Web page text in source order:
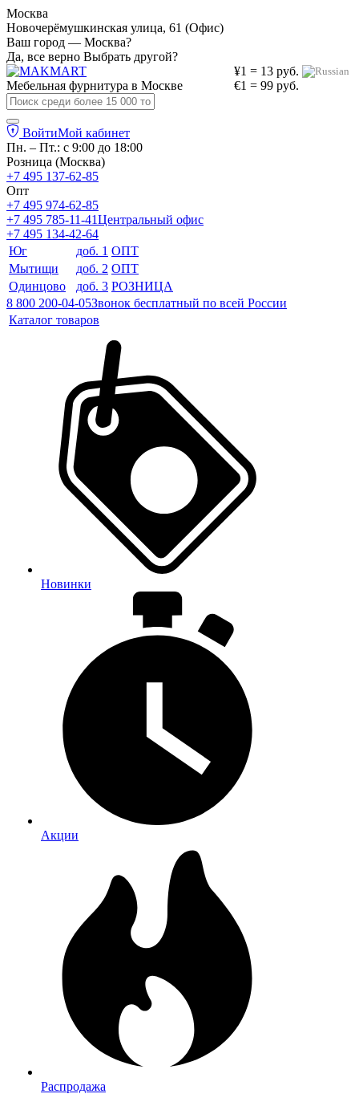
Москва
Новочерёмушкинская улица, 61 (Офис)
Ваш город — Москва?
Да, все верно Выбрать другой?
¥1 = 13 руб.
€1 = 99 руб.
Мебельная фурнитура в Москве
ВойтиМой кабинет
Пн. – Пт.: с 9:00 до 18:00
Розница (Москва)
+7 495 137-62-85
Опт
+7 495 974-62-85
+7 495 785-11-41Центральный офис
+7 495 134-42-64
Юг
доб. 1 ОПТ
Мытищи
доб. 2 ОПТ
Одинцово
доб. 3 РОЗНИЦА
8 800 200-04-05Звонок бесплатный по всей России
Каталог товаров
Новинки
Акции
Распродажа